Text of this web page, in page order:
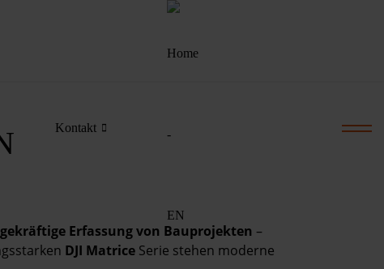
Kontakt
Erfassung von Bauprojekten –
DJI Matrice Serie stehen moderne